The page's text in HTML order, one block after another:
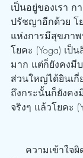
เป็นอยู่ของเรา ก
ปรัชญาอีกด้วย โ
แห่งการมีสุขภา
โยคะ (Yoga) เป็
มาก แต่ก็ยังคงมี
ส่วนใหญ่ได้ยินเกี่
ถึงกระนั้นก็ยังค
จริงๆ แล้วโยคะ